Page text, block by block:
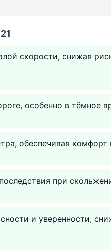
скорости, снижая
особенно в тёмное
обеспечивая комфорт
при
и уверенности,